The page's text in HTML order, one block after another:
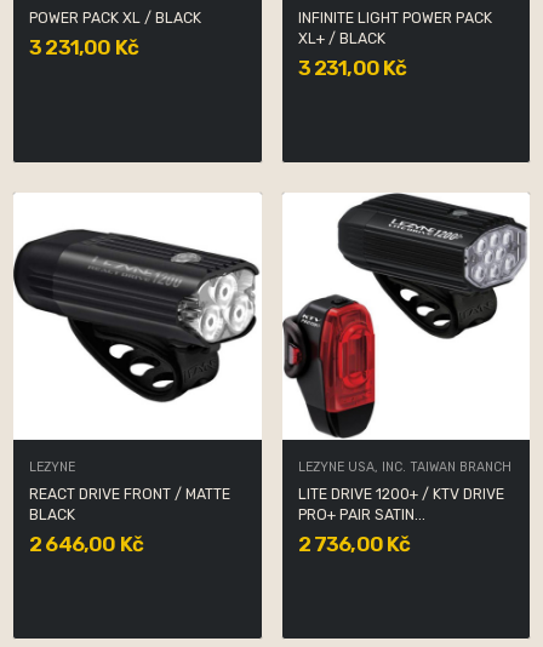
POWER PACK XL / BLACK
3 231,00 Kč
INFINITE LIGHT POWER PACK
XL+ / BLACK
3 231,00 Kč
LEZYNE
REACT DRIVE FRONT / MATTE
BLACK
2 646,00 Kč
LEZYNE USA, INC. TAIWAN BRANCH
LITE DRIVE 1200+ / KTV DRIVE
PRO+ PAIR SATIN...
2 736,00 Kč